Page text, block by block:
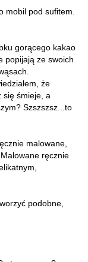
mobil pod sufitem.
gorącego kakao
popijają ze swoich
że
się śmieje, a
Szszszsz...to
malowane,
ręcznie
podobne,